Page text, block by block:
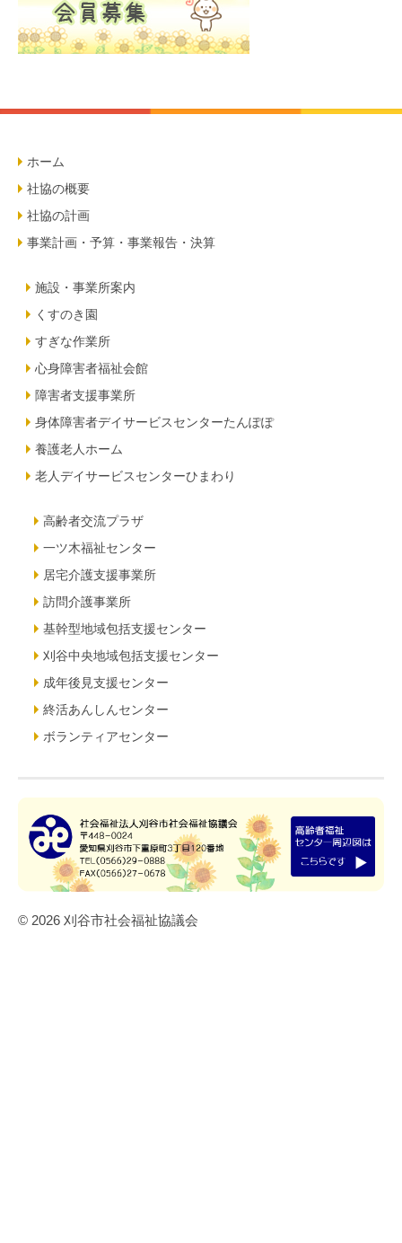
ホーム
社協の概要
社協の計画
事業計画・予算・事業報告・決算
施設・事業所案内
くすのき園
すぎな作業所
心身障害者福祉会館
障害者支援事業所
身体障害者デイサービスセンターたんぽぽ
養護老人ホーム
老人デイサービスセンターひまわり
高齢者交流プラザ
一ツ木福祉センター
居宅介護支援事業所
訪問介護事業所
基幹型地域包括支援センター
刈谷中央地域包括支援センター
成年後見支援センター
終活あんしんセンター
ボランティアセンター
© 2026 刈谷市社会福祉協議会